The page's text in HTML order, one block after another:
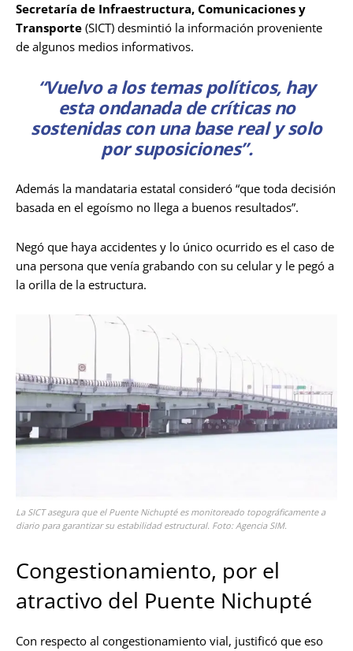
Secretaría de Infraestructura, Comunicaciones y
Transporte (SICT) desmintió la información proveniente
de algunos medios informativos.
“Vuelvo a los temas políticos, hay
esta ondanada de críticas no
sostenidas con una base real y solo
por suposiciones”.
Además la mandataria estatal consideró “que toda decisión
basada en el egoísmo no llega a buenos resultados”.
Negó que haya accidentes y lo único ocurrido es el caso de
una persona que venía grabando con su celular y le pegó a
la orilla de la estructura.
La SICT asegura que el Puente Nichupté es monitoreado topográficamente a
diario para garantizar su estabilidad estructural. Foto: Agencia SIM.
Congestionamiento, por el
atractivo del Puente Nichupté
Con respecto al congestionamiento vial, justificó que eso